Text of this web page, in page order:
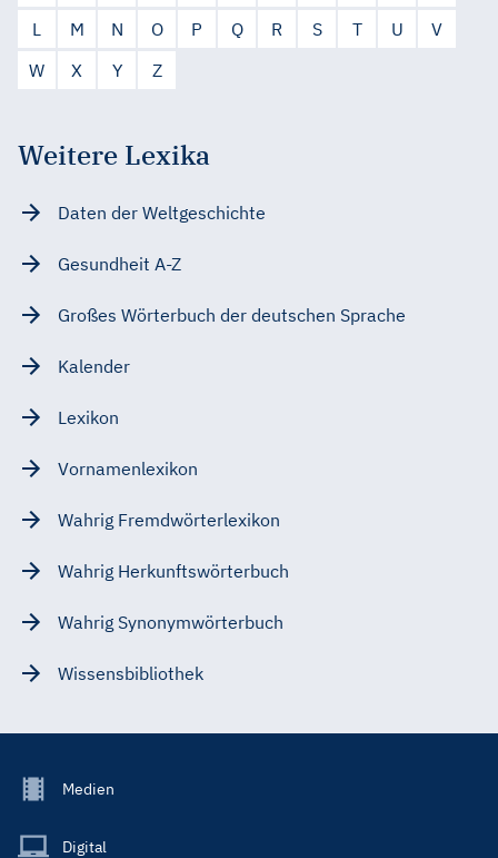
L
M N O P Q R S T U
V
W
X Y Z
Weitere Lexika
Daten der Weltgeschichte
Gesundheit A-Z
Großes Wörterbuch der deutschen Sprache
Kalender
Lexikon
Vornamenlexikon
Wahrig Fremdwörterlexikon
Wahrig Herkunftswörterbuch
Wahrig Synonymwörterbuch
Wissensbibliothek
Footer
Main
Medien
Digital